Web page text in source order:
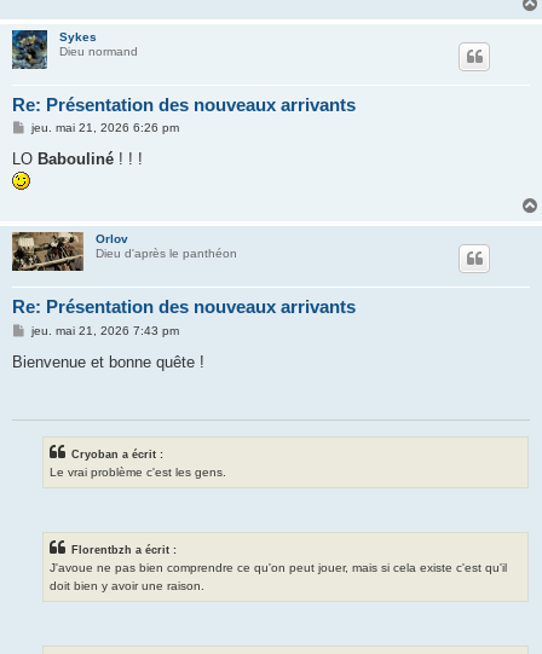
Sykes
Dieu normand
Re: Présentation des nouveaux arrivants
M
s
s
a
jeu. mai 21, 2026 6:26 pm
LO Babouliné ! ! !
Orlov
Dieu d'après le panthéon
Re: Présentation des nouveaux arrivants
M
s
jeu. mai 21, 2026 7:43 pm
Bienvenue et bonne quête !
Cryoban a écrit :
Le vrai problème c'est les gens.
Florentbzh a écrit :
J'avoue ne pas bien comprendre ce qu'on peut jouer, mais si cela existe c'est qu'il
doit bien y avoir une raison.